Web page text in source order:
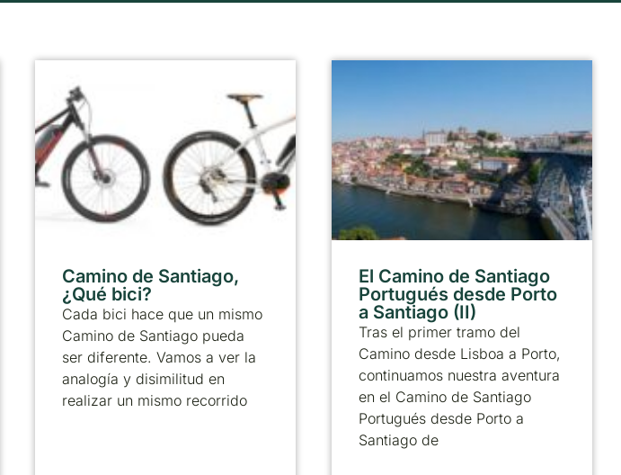
Camino de Santiago,
¿Qué bici?
Cada bici hace que un mismo
Camino de Santiago pueda
ser diferente. Vamos a ver la
analogía y disimilitud en
realizar un mismo recorrido
El Camino de Santiago
Portugués desde Porto
a Santiago (II)
Tras el primer tramo del
Camino desde Lisboa a Porto,
continuamos nuestra aventura
en el Camino de Santiago
Portugués desde Porto a
Santiago de